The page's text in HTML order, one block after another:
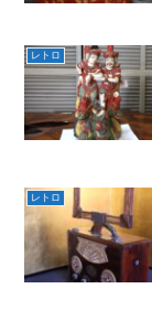
レトロ
レトロ